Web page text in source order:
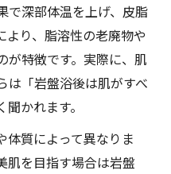
で深部体温を上げ、皮脂
より、脂溶性の老廃物や
が特徴です。実際に、肌
は「岩盤浴後は肌がすべ
かれます。
体質によって異なりま
肌を目指す場合は岩盤